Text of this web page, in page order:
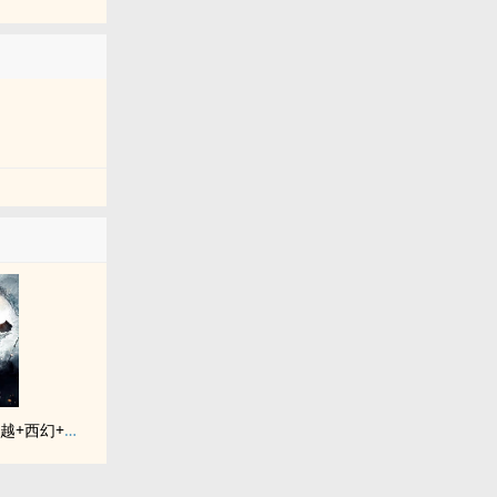
《落入彩虹国度》穿越+西幻+言情